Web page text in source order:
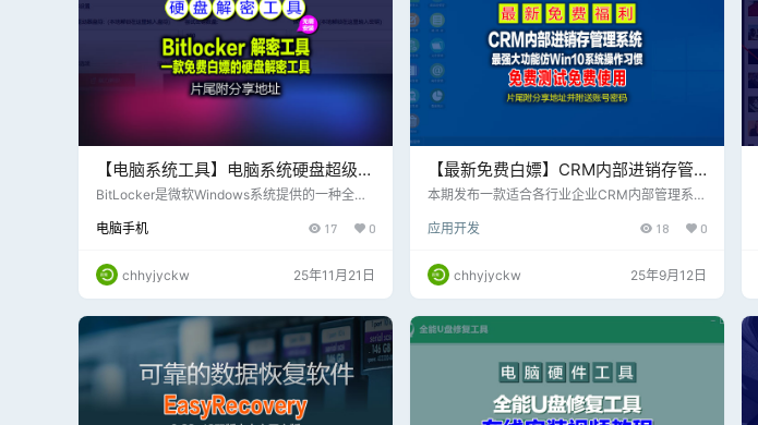
【电脑系统工具】电脑系统硬盘超级工
具之Bitlocker 天意解密工具 3.0(非网
BitLocker是微软Windows系统提供的一种全磁
据，防止在设备丢失、被盗或不当退役时发生数
没有正确的密钥，任何人都无法读取其中的数
据。 本期分享这款Bitlocker 天意解密工具 3.0
基本完善，需要的机友们可以下载
电脑手机 17 0
chhyjyckw 25年11月21日
【最新免费白嫖】CRM内部进销存管
理系统、企业内部客户跟单系统发布，
本期发布一款适合各行业企业CRM内部管理系
理、订单管理、合同管理、售后管理、财务管
箱、数据统计、多用户CRM进销存、内部即时通
讯、回收站，仿Win10风格方便电脑的操作习
惯，免费白嫖测试； https://crm.jjgg.co 用户
名：ceshi111 密码：123456789
应用开发 18 0
chhyjyckw 25年9月12日